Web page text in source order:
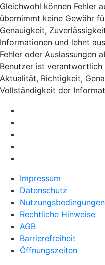
Gleichwohl können Fehler
übernimmt keine Gewähr
Genauigkeit,
Informationen und lehnt
Fehler oder Auslassungen
Benutzer ist
Aktualität, Richtigkeit,
Vollständigkeit der
Impressum
Datenschutz
Nutzungsbedingungen
Rechtliche Hinweise
AGB
Barrierefreiheit
Öffnungszeiten